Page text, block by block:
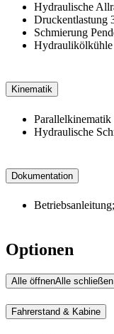
Hydraulische
Druckentlastung
Schmierung
Hydraulikölkühle
Kinematik
Parallelkinematik
Hydraulische
Dokumentation
Optionen
Alle öffnenAlle schließen
Fahrerstand & Kabine